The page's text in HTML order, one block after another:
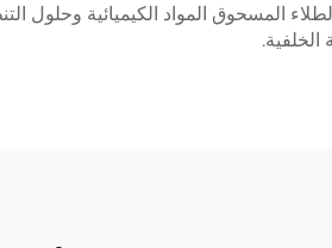
المسحوق المواد الكيميائية وحلول